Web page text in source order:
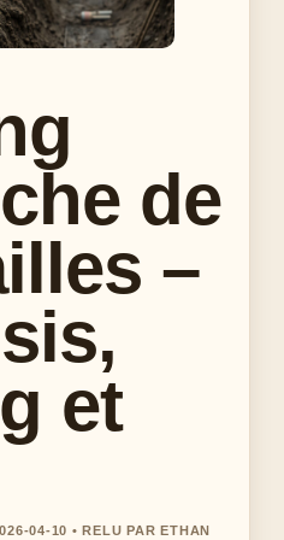
de
–
et
04-10 • RELU PAR ETHAN